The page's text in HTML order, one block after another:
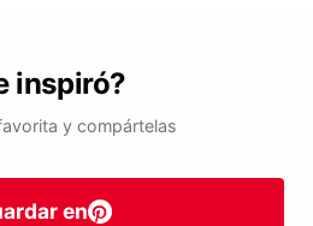
inspiró?
y compártelas
en